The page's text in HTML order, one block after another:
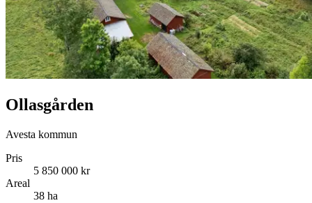
Ollasgården
Avesta kommun
Pris
5 850 000 kr
Areal
38 ha